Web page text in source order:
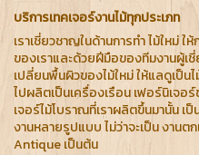
บริการเทคเจอร์งานไม้ทุกประเภท
เราเชี่ยวชาญในด้านการทำ ไม้ใหม่
ของเราและด้วยฝีมือของทีมงานผู้เ
เปลี่ยนพื้นผิวของไม้ใหม่ ให้แลดูเป็น
ไปผลิตเป็นเครื่องเรือน เฟอร์นิเจอ
เจอร์ไม้โบราณที่เราผลิตขึ้นมานั้น เ
งานหลายรูปแบบ ไม่ว่าจะเป็น งาน
Antique เป็นต้น